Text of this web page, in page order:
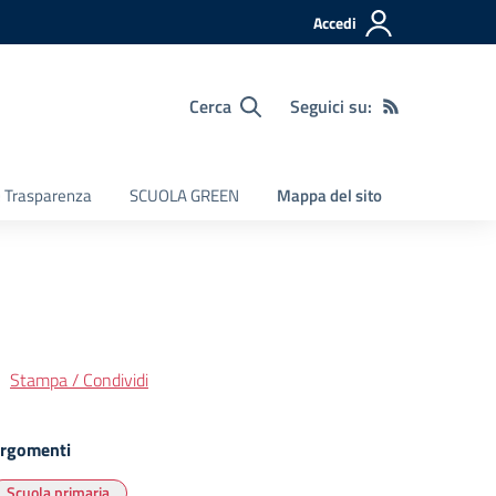
Accedi
Cerca Seguici su:
SCUOLA GREEN Mappa del sito
Stampa / Condividi